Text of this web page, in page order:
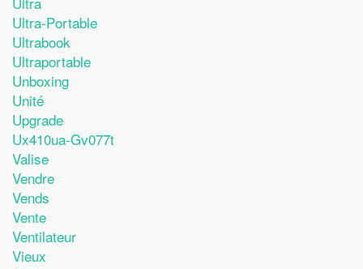
Ultra-Portable
Ultrabook
Ultraportable
Unboxing
Unité
Upgrade
Ux410ua-Gv077t
Valise
Vendre
Vends
Vente
Ventilateur
Vieux